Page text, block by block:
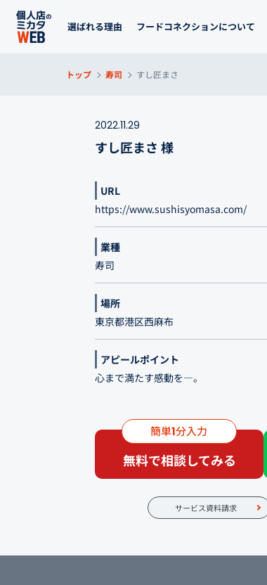
選ばれる理由 フードコネクションについて
トップ 寿司 すし匠まさ
2022.11.29
すし匠まさ 様
URL
https://www.sushisyomasa.com/
業種
寿司
場所
東京都港区西麻布
アピールポイント
心まで満たす感動を―。
の寿司店「すし匠 まさ」。 ご提供し
主がその日、 その時に最良だと判断
意したものばかりです。
簡単1分入力
無料で相談してみる
サービス資料請求